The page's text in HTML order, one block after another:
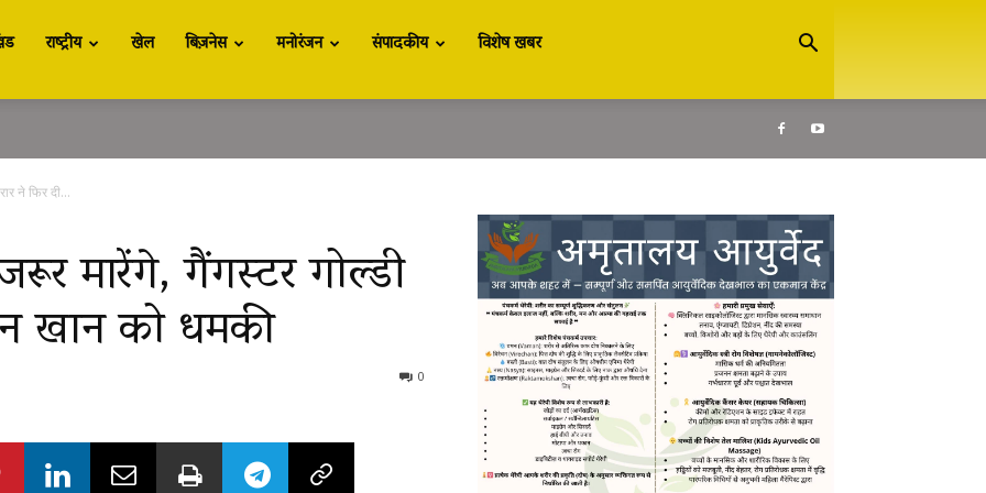
राष्ट्रीय खेल बिज़नेस मनोरंजन संपादकीय विशेष खबर
ने फिर दी...
मारेंगे, गैंगस्टर गोल्डी
खान को धमकी
0